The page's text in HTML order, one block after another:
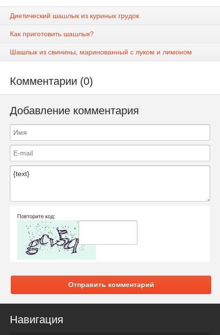
Диетический шашлык из куриных грудок
Как приготовить шашлык?
Шашлык из свинины, маринованный с луком и лимоном
Комментарии (0)
Добавление комментария
Повторите код:
Отправить комментарий
Навигация